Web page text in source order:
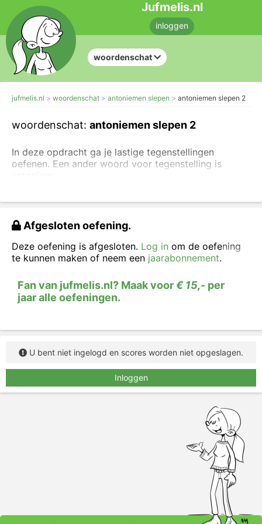
Jufmelis.nl
inloggen
woordenschat
jufmelis.nl woordenschat antoniemen slepen antoniemen slepen 2
woordenschat: antoniemen slepen 2
In deze opdracht ga je lastige tegenstellingen
oefenen. Een ander woord voor tegenstelling is
Sleep de tegenstellingen naar de juiste plaats.
Afgesloten oefening.
Deze oefening is afgesloten. Log in om de oefening
te kunnen maken of neem een jaarabonnement.
Fan van jufmelis.nl? Maak voor€ 15,- per
jaar alle oefeningen.
U bent niet ingelogd en scores worden niet opgeslagen.
Inloggen